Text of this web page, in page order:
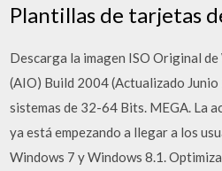
Plantillas de tarjetas
Descarga la imagen ISO Original
(AIO) Build 2004 (Actualizado Junio
sistemas de 32-64 Bits. MEGA. La
ya está empezando a llegar a los
Windows 7 y Windows 8.1.